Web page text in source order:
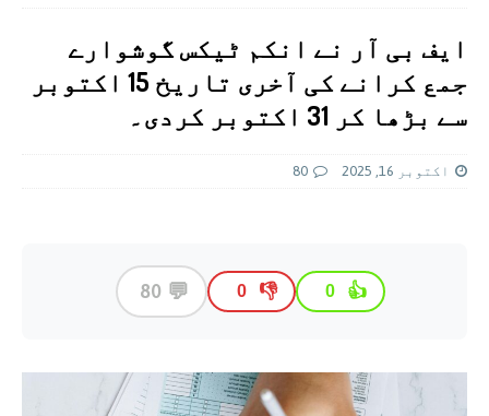
ایف بی آر نے انکم ٹیکس گوشوارے
جمع کرانے کی آخری تاریخ 15 اکتوبر
سے بڑھا کر 31 اکتوبر کردی۔
اکتوبر 16, 2025 80
👍
0
👎
0
💬
80